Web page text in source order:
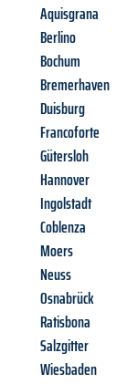
Aquisgrana
Berlino
Bochum
Bremerhaven
Duisburg
Francoforte
Gütersloh
Hannover
Ingolstadt
Coblenza
Moers
Neuss
Osnabrück
Ratisbona
Salzgitter
Wiesbaden